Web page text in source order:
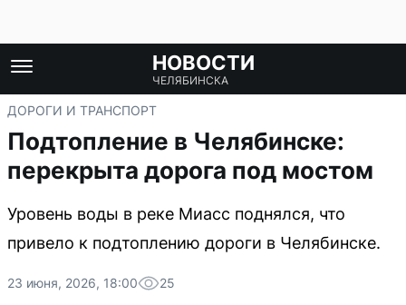
НОВОСТИ
ЧЕЛЯБИНСКА
ДОРОГИ И ТРАНСПОРТ
Подтопление в Челябинске:
перекрыта дорога под мостом
Уровень воды в реке Миасс поднялся, что
привело к подтоплению дороги в Челябинске.
23 июня, 2026, 18:00 25